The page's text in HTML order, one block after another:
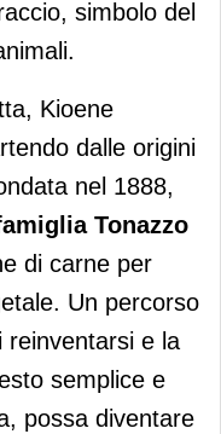
simbolo del
Kioene
dalle origini
nel 1888,
Tonazzo
di carne per
Un percorso
reinventarsi e la
semplice e
possa diventare